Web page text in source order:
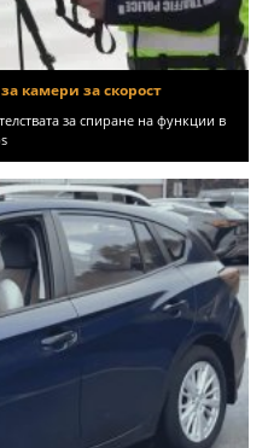
камери за скорост
за спиране на функции в